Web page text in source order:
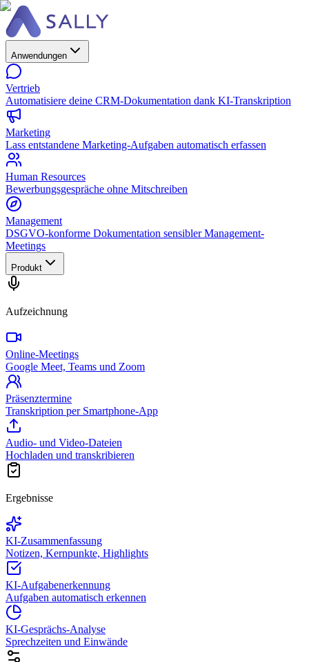
Anwendungen
Vertrieb
Automatisiere deine CRM-Dokumentation dank KI-Transkription
Marketing
Lass entstandene Marketing-Aufgaben automatisch erfassen
Human Resources
Bewerbungsgespräche ohne Mitschreiben
Management
DSGVO-konforme Dokumentation sensibler Management-
Meetings
Produkt
Aufzeichnung
Online-Meetings
Google Meet, Teams und Zoom
Präsenztermine
Transkription per Smartphone-App
Audio- und Video-Dateien
Hochladen und transkribieren
Ergebnisse
KI-Zusammenfassung
Notizen, Kernpunkte, Highlights
KI-Aufgabenerkennung
Aufgaben automatisch erkennen
KI-Gesprächs-Analyse
Sprechzeiten und Einwände